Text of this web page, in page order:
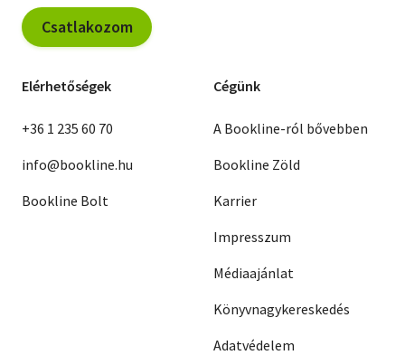
Csatlakozom
Elérhetőségek
+36 1 235 60 70
info@bookline.hu
Bookline Bolt
Cégünk
A Bookline-ról bővebben
Bookline Zöld
Karrier
Impresszum
Médiaajánlat
Könyvnagykereskedés
Adatvédelem